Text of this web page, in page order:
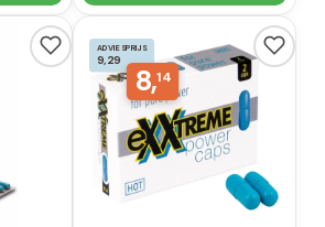
ADVIESPRIJS
9,29
8,14